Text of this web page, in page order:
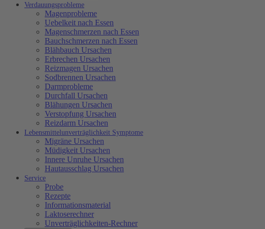
Verdauungsprobleme
Magenprobleme
Uebelkeit nach Essen
Magenschmerzen nach Essen
Bauchschmerzen nach Essen
Blähbauch Ursachen
Erbrechen Ursachen
Reizmagen Ursachen
Sodbrennen Ursachen
Darmprobleme
Durchfall Ursachen
Blähungen Ursachen
Verstopfung Ursachen
Reizdarm Ursachen
Lebensmittelunverträglichkeit Symptome
Migräne Ursachen
Müdigkeit Ursachen
Innere Unruhe Ursachen
Hautausschlag Ursachen
Service
Probe
Rezepte
Informationsmaterial
Laktoserechner
Unverträglichkeiten-Rechner